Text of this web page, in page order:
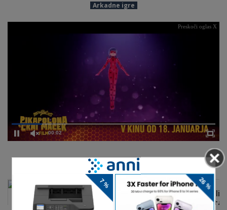
Arkadne igre
00:02
Preskoči oglas X